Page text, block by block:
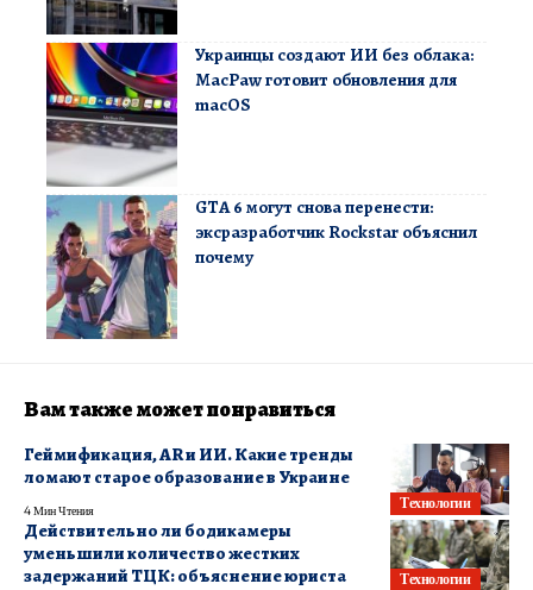
Украинцы создают ИИ без облака:
MacPaw готовит обновления для
macOS
GTA 6 могут снова перенести:
эксразработчик Rockstar объяснил
почему
Вам также может понравиться
Технологии
Геймификация, AR и ИИ. Какие тренды
ломают старое образование в Украине
4 Мин Чтения
Технологии
Действительно ли бодикамеры
уменьшили количество жестких
задержаний ТЦК: объяснение юриста